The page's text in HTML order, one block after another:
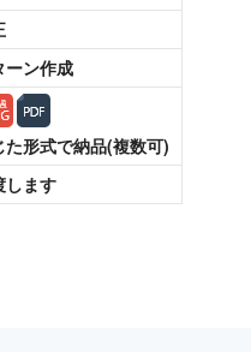
ーン作成
た形式で納品(複数可)
します